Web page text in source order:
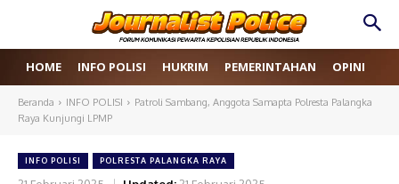
HOME INFO POLISI HUKRIM PEMERINTAHAN OPINI
Beranda INFO POLISI
Patroli Sambang, Anggota Samapta Polresta Palangka
Raya Kunjungi LPMP
INFO POLISI POLRESTA PALANGKA RAYA